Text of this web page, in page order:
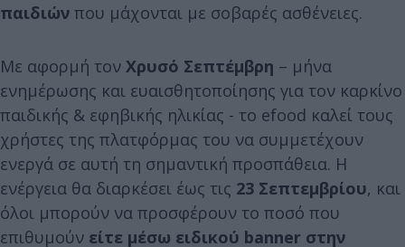
παιδιών που μάχονται με σοβαρές ασθένειες.
Με αφορμή τον Χρυσό Σεπτέμβρη – μήνα
ενημέρωσης και ευαισθητοποίησης για τον καρκίνο
παιδικής & εφηβικής ηλικίας - το efood καλεί τους
χρήστες της πλατφόρμας του να συμμετέχουν
ενεργά σε αυτή τη σημαντική προσπάθεια. Η
ενέργεια θα διαρκέσει έως τις 23 Σεπτεμβρίου, και
όλοι μπορούν να προσφέρουν το ποσό που
επιθυμούν είτε μέσω ειδικού banner στην